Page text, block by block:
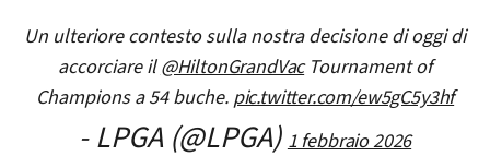
Un ulteriore contesto sulla nostra decisione di oggi di
accorciare il@HiltonGrandVacTournament of
Champions a 54 buche. pic.twitter.com/ew5gC5y3hf
- LPGA (@LPGA)1 febbraio 2026